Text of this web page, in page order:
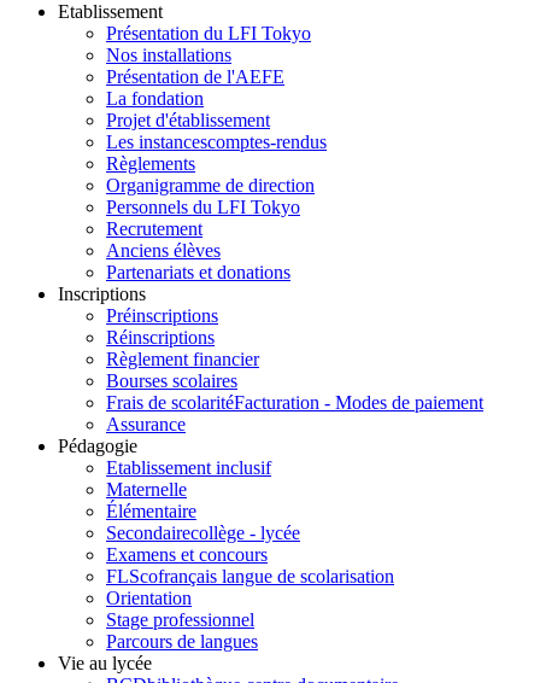
Etablissement
Présentation du LFI Tokyo
Nos installations
Présentation de l'AEFE
La fondation
Projet d'établissement
Les instancescomptes-rendus
Règlements
Organigramme de direction
Personnels du LFI Tokyo
Recrutement
Anciens élèves
Partenariats et donations
Inscriptions
Préinscriptions
Réinscriptions
Règlement financier
Bourses scolaires
Frais de scolaritéFacturation - Modes de paiement
Assurance
Pédagogie
Etablissement inclusif
Maternelle
Élémentaire
Secondairecollège - lycée
Examens et concours
FLScofrançais langue de scolarisation
Orientation
Stage professionnel
Parcours de langues
Vie au lycée